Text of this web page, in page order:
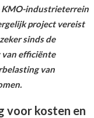
KMO-industrieterrein
project vereist
sinds de
efficiënte
van
voor kosten en